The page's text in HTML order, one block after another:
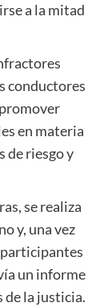
a la mitad
conductores
en materia
de riesgo y
se realiza
y, una vez
participantes
un informe
de la justicia.